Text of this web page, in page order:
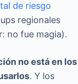
de riesgo
regionales
no fue magia).
no está en los
. Y los